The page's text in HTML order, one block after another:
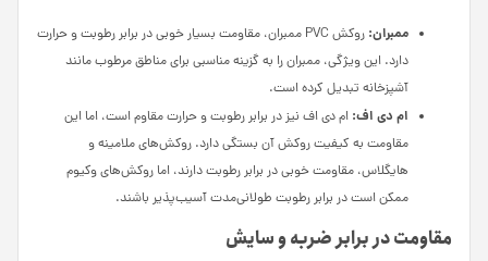
ممبران:
روکش PVC ممبران، مقاومت بسیار خوبی در برابر رطوبت و حرارت
دارد. این ویژگی، ممبران را به گزینه مناسبی برای مناطق مرطوب مانند
آشپزخانه تبدیل کرده است.
ام دی اف: ام دی اف نیز در برابر رطوبت و حرارت مقاوم است، اما این
مقاومت به کیفیت روکش آن بستگی دارد. روکش‌های ملامینه و
هایگلاس، مقاومت خوبی در برابر رطوبت دارند، اما روکش‌های وکیوم
ممکن است در برابر رطوبت طولانی‌مدت آسیب‌پذیر باشند.
مقاومت در برابر ضربه و سایش